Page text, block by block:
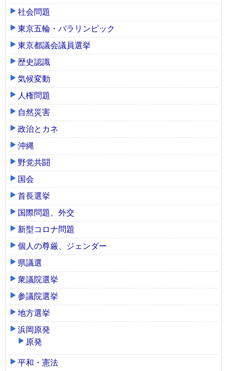
社会問題
東京五輪・パラリンピック
東京都議会議員選挙
歴史認識
気候変動
人権問題
自然災害
政治とカネ
沖縄
野党共闘
国会
首長選挙
国際問題、外交
新型コロナ問題
個人の尊厳、ジェンダー
県議選
衆議院選挙
参議院選挙
地方選挙
浜岡原発
原発
平和・憲法